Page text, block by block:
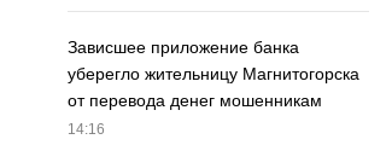
Зависшее приложение банка
уберегло жительницу Магнитогорска
от перевода денег мошенникам
14:16